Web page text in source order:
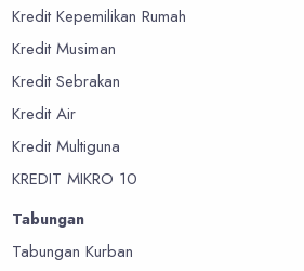
Kredit Kepemilikan Rumah
Kredit Musiman
Kredit Sebrakan
Kredit Air
Kredit Multiguna
KREDIT MIKRO 10
Tabungan
Tabungan Kurban